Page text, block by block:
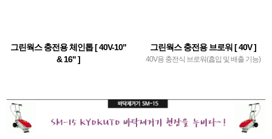
그린웍스 충전용 체인톱 [ 40V-10"
& 16" ]
그린웍스 충전용 브로워 [ 40V ]
40V용 충전식 브로워(흡입 및 배출 기능)